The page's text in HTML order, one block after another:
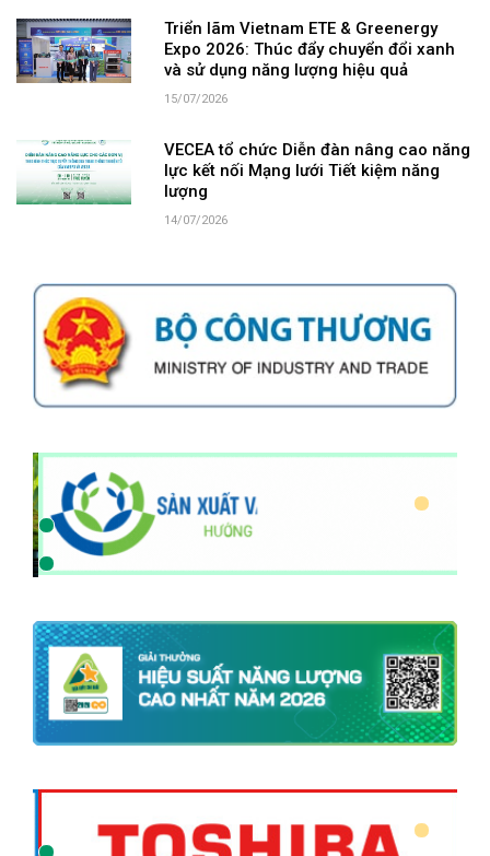
Triển lãm Vietnam ETE & Greenergy
Expo 2026: Thúc đẩy chuyển đổi xanh
và sử dụng năng lượng hiệu quả
15/07/2026
VECEA tổ chức Diễn đàn nâng cao năng
lực kết nối Mạng lưới Tiết kiệm năng
lượng
14/07/2026